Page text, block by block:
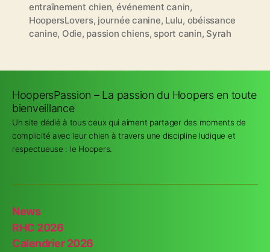
entraînement chien, événement canin,
HoopersLovers, journée canine, Lulu, obéissance
canine, Odie, passion chiens, sport canin, Syrah
HoopersPassion – La passion du Hoopers en toute
bienveillance
Un site dédié à tous ceux qui aiment partager des moments de
complicité avec leur chien à travers une discipline ludique et
respectueuse : le Hoopers.
News
RHC 2026
Calendrier 2026